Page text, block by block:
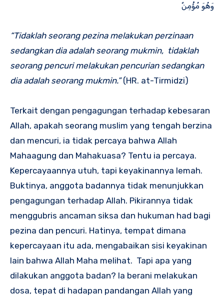
وَهُوَ مُؤْمِنٌ
“Tidaklah seorang pezina melakukan perzinaan
sedangkan dia adalah seorang mukmin, tidaklah
seorang pencuri melakukan pencurian sedangkan
dia adalah seorang mukmin.”(HR. at-Tirmidzi)
Terkait dengan pengagungan terhadap kebesaran
Allah, apakah seorang muslim yang tengah berzina
dan mencuri, ia tidak percaya bahwa Allah
Mahaagung dan Mahakuasa? Tentu ia percaya.
Kepercayaannya utuh, tapi keyakinannya lemah.
Buktinya, anggota badannya tidak menunjukkan
pengagungan terhadap Allah. Pikirannya tidak
menggubris ancaman siksa dan hukuman had bagi
pezina dan pencuri. Hatinya, tempat dimana
kepercayaan itu ada, mengabaikan sisi keyakinan
lain bahwa Allah Maha melihat. Tapi apa yang
dilakukan anggota badan? Ia berani melakukan
dosa, tepat di hadapan pandangan Allah yang